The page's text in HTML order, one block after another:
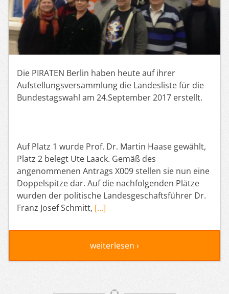
Die PIRATEN Berlin haben heute auf ihrer
Aufstellungsversammlung die Landesliste für die
Bundestagswahl am 24.September 2017 erstellt.
Auf Platz 1 wurde Prof. Dr. Martin Haase gewählt,
Platz 2 belegt Ute Laack. Gemäß des
angenommenen Antrags X009 stellen sie nun eine
Doppelspitze dar. Auf die nachfolgenden Plätze
wurden der politische Landesgeschaftsführer Dr.
Franz Josef Schmitt, […]
weiterlesen ›